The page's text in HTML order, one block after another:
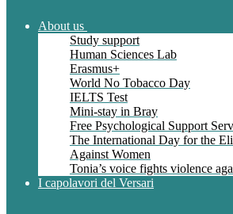
About us
Study support
Human Sciences Lab
Erasmus+
World No Tobacco Day
IELTS Test
Mini-stay in Bray
Free Psychological Support
The International Day for the
Against Women
Tonia’s voice fights violence
I capolavori del Versari